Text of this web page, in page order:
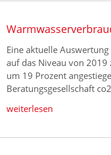
Eine aktuelle
auf das Niveau von
um 19 Prozent
Beratungsgesellschaft
weiterlesen